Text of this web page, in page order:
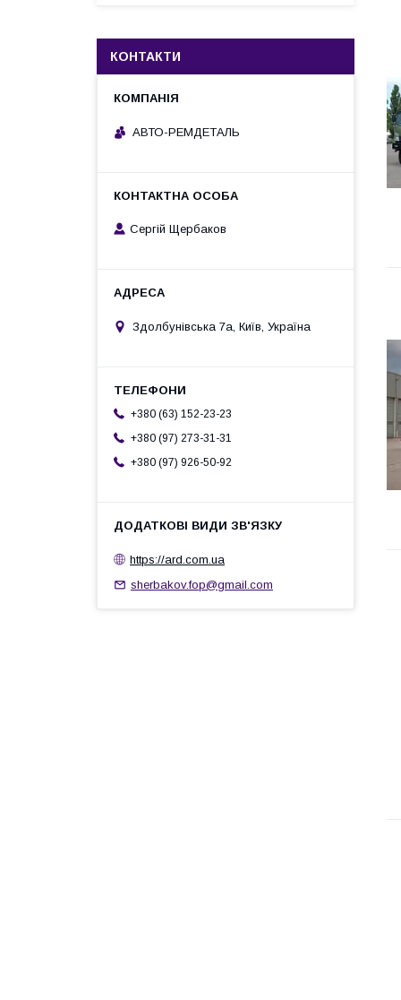
КОНТАКТИ
АВТО-РЕМДЕТАЛЬ
Сергій Щербаков
Здолбунівська 7а, Київ, Україна
+380 (63) 152-23-23
+380 (97) 273-31-31
+380 (97) 926-50-92
https://ard.com.ua
sherbakov.fop@gmail.com